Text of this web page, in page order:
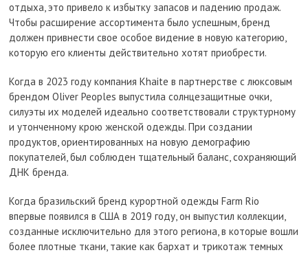
отдыха, это привело к избытку запасов и падению продаж.
Чтобы расширение ассортимента было успешным, бренд
должен привнести свое особое видение в новую категорию,
которую его клиенты действительно хотят приобрести.
Когда в 2023 году компания Khaite в партнерстве с люксовым
брендом Oliver Peoples выпустила солнцезащитные очки,
силуэты их моделей идеально соответствовали структурному
и утонченному крою женской одежды. При создании
продуктов, ориентированных на новую демографию
покупателей, был соблюден тщательный баланс, сохраняющий
ДНК бренда.
Когда бразильский бренд курортной одежды Farm Rio
впервые появился в США в 2019 году, он выпустил коллекции,
созданные исключительно для этого региона, в которые вошли
более плотные ткани, такие как бархат и трикотаж темных